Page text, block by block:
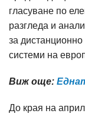
гласуване по
разгледа и
за
системи на
Виж още:
До края на